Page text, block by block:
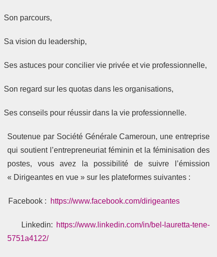
Son parcours,
Sa vision du leadership,
Ses astuces pour concilier vie privée et vie professionnelle,
Son regard sur les quotas dans les organisations,
Ses conseils pour réussir dans la vie professionnelle.
Soutenue par Société Générale Cameroun, une entreprise
qui soutient l’entrepreneuriat féminin et la féminisation des
postes, vous avez la possibilité de suivre l’émission
« Dirigeantes en vue » sur les plateformes suivantes :
Facebook : https://www.facebook.com/dirigeantes
Linkedin: https://www.linkedin.com/in/bel-lauretta-tene-
5751a4122/